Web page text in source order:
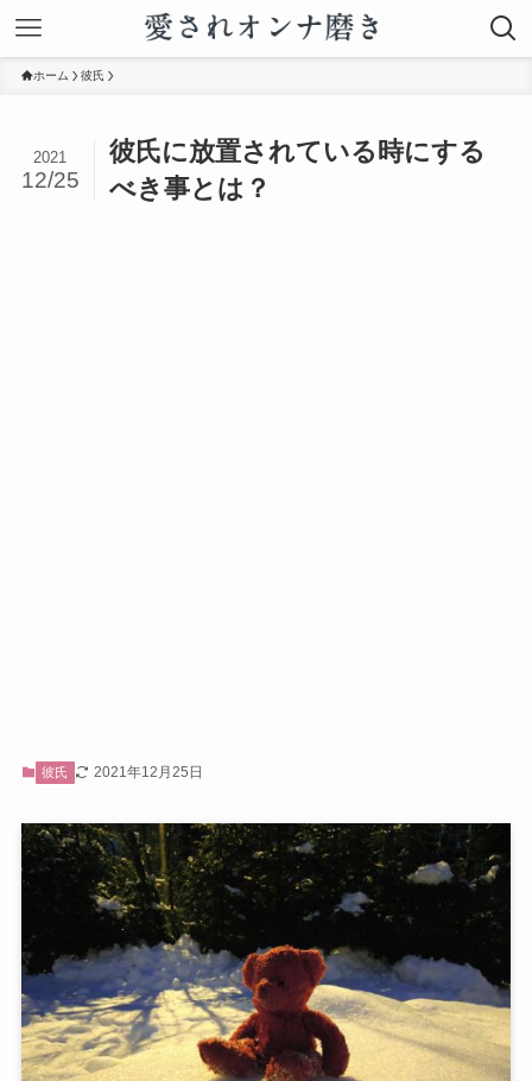
ホーム 彼氏
彼氏に放置されている時にする
べき事とは？
2021
12/25
彼氏 2021年12月25日